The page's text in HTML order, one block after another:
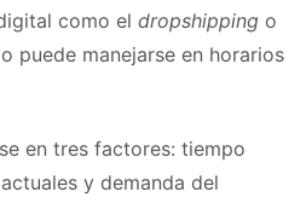
como el dropshipping o
puede manejarse en horarios
en tres factores: tiempo
y demanda del